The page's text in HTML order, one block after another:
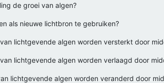
de groei van algen?
als nieuwe lichtbron te gebruiken?
lichtgevende algen worden versterkt door
lichtgevende algen worden verlaagd door
lichtgevende algen worden veranderd door